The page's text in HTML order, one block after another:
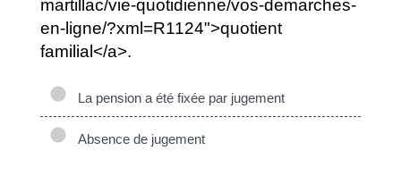
martillac/vie-quotidienne/vos-demarches-
en-ligne/?xml=R1124">quotient
familial</a>.
La pension a été fixée par jugement
Absence de jugement